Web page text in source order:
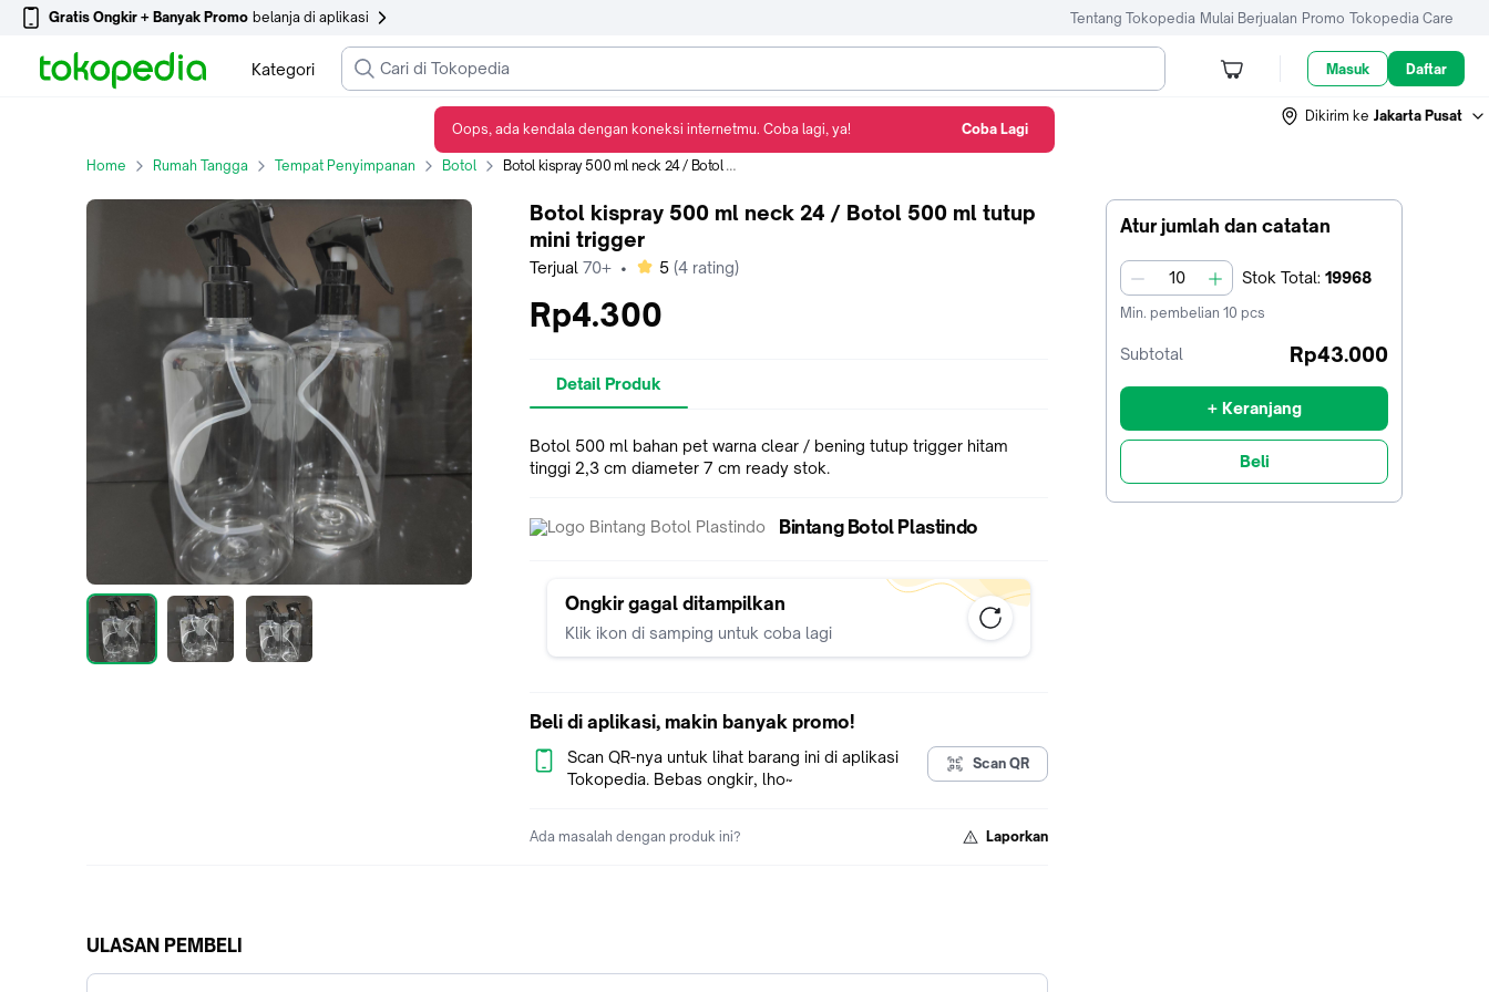
Gratis Ongkir + Banyak Promo belanja di aplikasi Tentang Tokopedia Mulai Berjualan Promo Tokopedia Care
Kategori Masuk Daftar
Dikirim ke Jakarta Pusat
Home Rumah Tangga Tempat Penyimpanan Botol Botol kispray 500 ml neck 24 / Botol 500 ml tutup mini trigger
Atur jumlah dan catatan
jumlah Stok Total: 19968
Min. pembelian 10 pcs
Subtotal Rp43.000
+ Keranjang
Beli
Botol kispray 500 ml neck 24 / Botol 500 ml tutup
mini trigger
Terjual 70+ • bintang
5 (4 rating)
Rp4.300
Detail Produk
Botol 500 ml bahan pet warna clear / bening tutup trigger hitam
tinggi 2,3 cm diameter 7 cm ready stok.
Bintang Botol Plastindo
Ongkir gagal ditampilkan
Klik ikon di samping untuk coba lagi
Beli di aplikasi, makin banyak promo!
Scan QR-nya untuk lihat barang ini di aplikasi
Tokopedia. Bebas ongkir, lho~
Scan QR
Ada masalah dengan produk ini? Laporkan
ULASAN PEMBELI
Oops, ada kendala dengan koneksi internetmu. Coba lagi, ya! Coba Lagi